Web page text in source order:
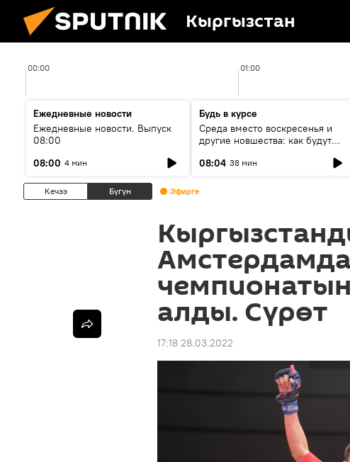
Кыргызстан
00:00 01:00
Ежедневные новости
Ежедневные новости. Выпуск
08:00
08:00 4 мин
Будь в курсе
Среда вместо воскресенья и
другие новшества: как будут
08:04 38 мин
Кечээ Бүгүн Эфирге
алды. Сүрөт
17:18 28.03.2022